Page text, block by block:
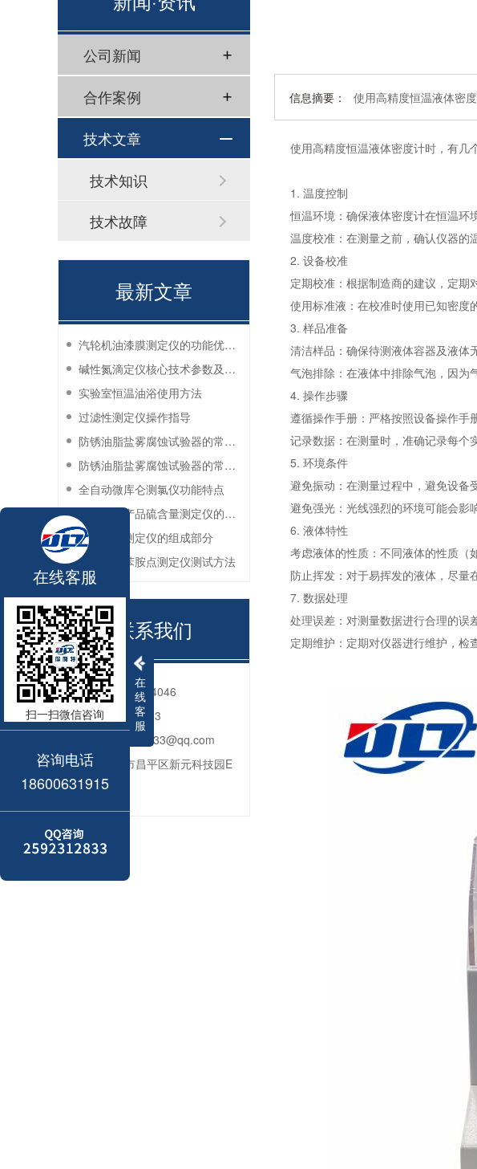
信息摘要： 使用高精度恒温液体密
使用高精度恒温液体密度计时，有几
1. 温度控制
恒温环境：确保液体密度计在恒温环
温度校准：在测量之前，确认仪器的
2. 设备校准
定期校准：根据制造商的建议，定期
使用标准液：在校准时使用已知密度
3. 样品准备
清洁样品：确保待测液体容器及液体
气泡排除：在液体中排除气泡，因为
4. 操作步骤
遵循操作手册：严格按照设备操作手
记录数据：在测量时，准确记录每个
5. 环境条件
避免振动：在测量过程中，避免设备
避免强光：光线强烈的环境可能会影
6. 液体特性
考虑液体的性质：不同液体的性质（
防止挥发：对于易挥发的液体，尽量
7. 数据处理
处理误差：对测量数据进行合理的误
定期维护：定期对仪器进行维护，检
公司新闻
合作案例
技术文章
技术知识
技术故障
最新文章
汽轮机油漆膜测定仪的功能优势有哪些？
碱性氮滴定仪核心技术参数及应用说明
实验室恒温油浴使用方法
过滤性测定仪操作指导
防锈油脂盐雾腐蚀试验器的常见故障与解决方法
防锈油脂盐雾腐蚀试验器的常见故障与解决方法
全自动微库仑测氯仪功能特点
深色石油产品硫含量测定仪的工作环境要求
油品色度测定仪的组成部分
石油产品苯胺点测定仪测试方法
联系我们
电话：010-80764046
QQ：2592312833
2592312833@qq.com
地址：
北京市昌平区新元科技园E
座206
在
线
客
服
在线客服
扫一扫微信咨询
咨询电话
18600631915